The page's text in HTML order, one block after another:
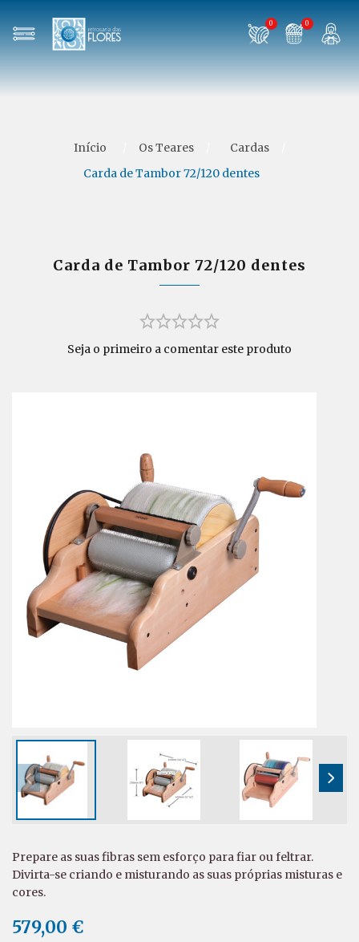
0 0
Início Os Teares Cardas
Carda de Tambor 72/120 dentes
Carda de Tambor 72/120 dentes
Seja o primeiro a comentar este produto
Prepare as suas fibras sem esforço para fiar ou feltrar.
Divirta-se criando e misturando as suas próprias misturas e
cores.
579,00 €